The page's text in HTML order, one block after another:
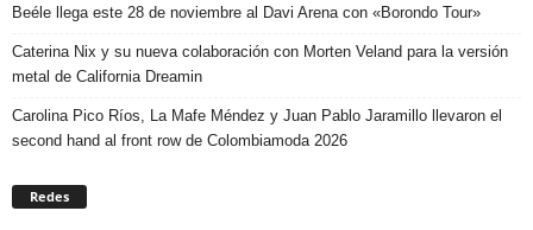
Beéle llega este 28 de noviembre al Davi Arena con «Borondo Tour»
Caterina Nix y su nueva colaboración con Morten Veland para la versión
metal de California Dreamin
Carolina Pico Ríos, La Mafe Méndez y Juan Pablo Jaramillo llevaron el
second hand al front row de Colombiamoda 2026
Redes